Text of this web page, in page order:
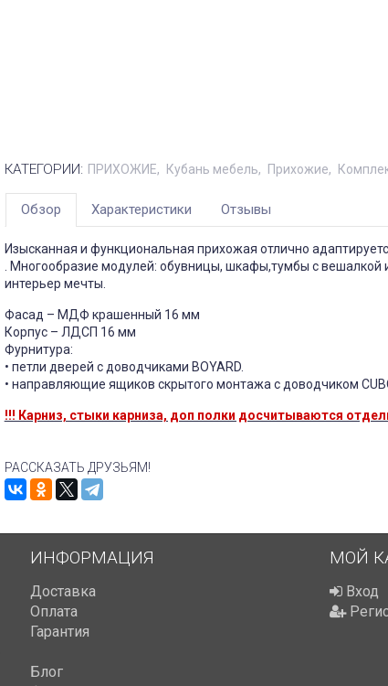
КАТЕГОРИИ: ПРИХОЖИЕ Кубань мебель Прихожие
Обзор Характеристики Отзывы
Изысканная и функциональная прихожая отлично
. Многообразие модулей: обувницы, шкафы,тумбы с вешалкой
интерьер мечты.
Фасад – МДФ крашенный 16 мм
Корпус – ЛДСП 16 мм
Фурнитура:
• петли дверей с доводчиками BOYARD.
• направляющие ящиков скрытого монтажа с доводчиком
!!! Карниз, стыки карниза, доп полки досчитываются
РАССКАЗАТЬ ДРУЗЬЯМ!
ИНФОРМАЦИЯ
Доставка
Оплата
Гарантия
Блог
МОЙ
Вход